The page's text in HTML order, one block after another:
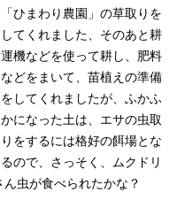
「ひまわり農園」の草取りを
してくれました、そのあと耕
運機などを使って耕し、肥料
などをまいて、苗植えの準備
をしてくれましたが、ふかふ
かになった土は、エサの虫取
りをするには格好の餌場とな
るので、さっそく、ムクドリ
虫が食べられたかな？